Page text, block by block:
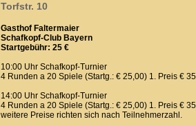
Torfstr. 10
Gasthof Faltermaier
Schafkopf-Club Bayern
Startgebühr: 25 €
10:00 Uhr Schafkopf-Turnier
4 Runden a 20 Spiele (Startg.: € 25,00) 1. Preis €
14:00 Uhr Schafkopf-Turnier
4 Runden a 20 Spiele (Startg.: € 25,00) 1. Preis €
weitere Preise richten sich nach Teilnehmerzahl.